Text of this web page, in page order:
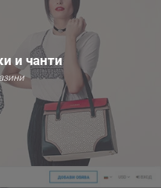
и чанти